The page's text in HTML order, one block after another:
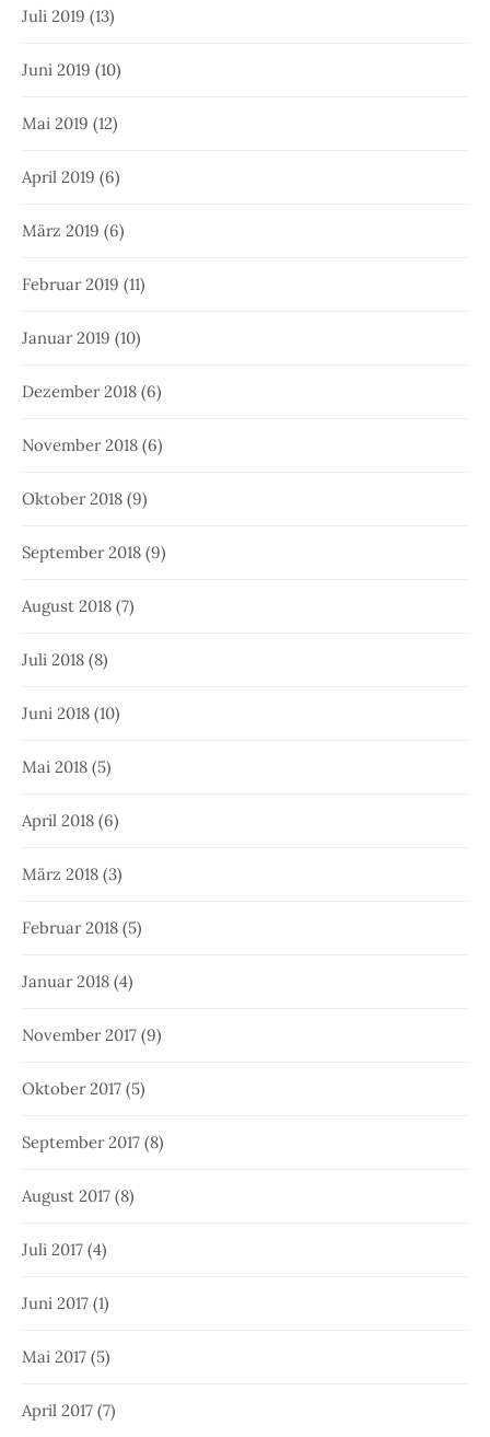
Juli 2019 (13)
Juni 2019 (10)
Mai 2019 (12)
April 2019 (6)
März 2019 (6)
Februar 2019 (11)
Januar 2019 (10)
Dezember 2018 (6)
November 2018 (6)
Oktober 2018 (9)
September 2018 (9)
August 2018 (7)
Juli 2018 (8)
Juni 2018 (10)
Mai 2018 (5)
April 2018 (6)
März 2018 (3)
Februar 2018 (5)
Januar 2018 (4)
November 2017 (9)
Oktober 2017 (5)
September 2017 (8)
August 2017 (8)
Juli 2017 (4)
Juni 2017 (1)
Mai 2017 (5)
April 2017 (7)